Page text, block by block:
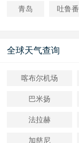
青岛 吐鲁番
全球天气查询
喀布尔机场
巴米扬
法拉赫
加慈尼